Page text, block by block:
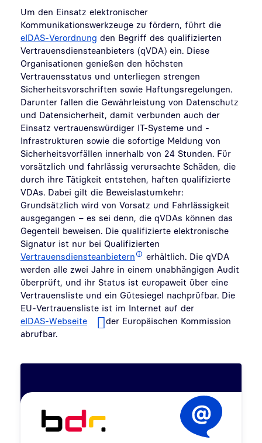
Um den Einsatz elektronischer
Kommunikationswerkzeuge zu fördern, führt die
eIDAS-Verordnung den Begriff des qualifizierten
Vertrauensdiensteanbieters (qVDA) ein. Diese
Organisationen genießen den höchsten
Vertrauensstatus und unterliegen strengen
Sicherheitsvorschriften sowie Haftungsregelungen.
Darunter fallen die Gewährleistung von Datenschutz
und Datensicherheit, damit verbunden auch der
Einsatz vertrauenswürdiger IT-Systeme und -
Infrastrukturen sowie die sofortige Meldung von
Sicherheitsvorfällen innerhalb von 24 Stunden. Für
vorsätzlich und fahrlässig verursachte Schäden, die
durch ihre Tätigkeit entstehen, haften qualifizierte
VDAs. Dabei gilt die Beweislastumkehr:
Grundsätzlich wird von Vorsatz und Fahrlässigkeit
ausgegangen – es sei denn, die qVDAs können das
Gegenteil beweisen. Die qualifizierte elektronische
Signatur ist nur bei Qualifizierten
Vertrauensdiensteanbietern
erhältlich. Die qVDA
werden alle zwei Jahre in einem unabhängigen Audit
überprüft, und ihr Status ist europaweit über eine
Vertrauensliste und ein Gütesiegel nachprüfbar. Die
EU-Vertrauensliste ist im Internet auf der
eIDAS-Webseite
der Europäischen Kommission
abrufbar.